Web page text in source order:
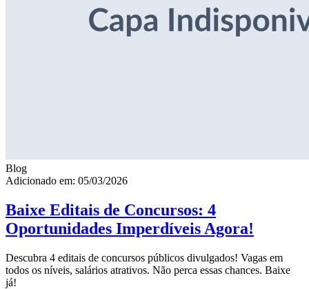
Blog
Adicionado em: 05/03/2026
Baixe Editais de Concursos: 4
Oportunidades Imperdíveis Agora!
Descubra 4 editais de concursos públicos divulgados! Vagas em
todos os níveis, salários atrativos. Não perca essas chances. Baixe
já!